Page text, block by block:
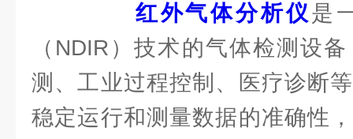
红外气体分析仪是
（NDIR）技术的气体检测设
测、工业过程控制、医疗诊断
稳定运行和测量数据的准确性